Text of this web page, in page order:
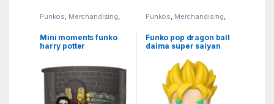
Funkos, Merchandising,
Mini moments funko
harry potter
pociones con opcion
chase 57361
Funkos, Merchandising,
Funko pop dragon ball
daima super saiyan
chase aleatoria (glow)